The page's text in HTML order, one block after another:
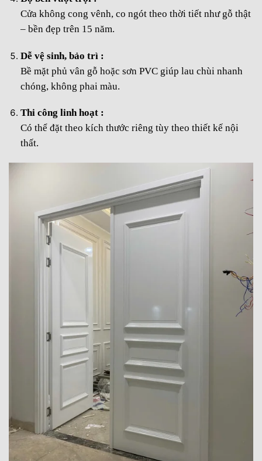
Cửa không cong vênh, co ngót theo thời tiết như gỗ thật
– bền đẹp trên 15 năm.
Dễ vệ sinh, bảo trì :
Bề mặt phủ vân gỗ hoặc sơn PVC giúp lau chùi nhanh
chóng, không phai màu.
Thi công linh hoạt :
Có thể đặt theo kích thước riêng tùy theo thiết kế nội
thất.